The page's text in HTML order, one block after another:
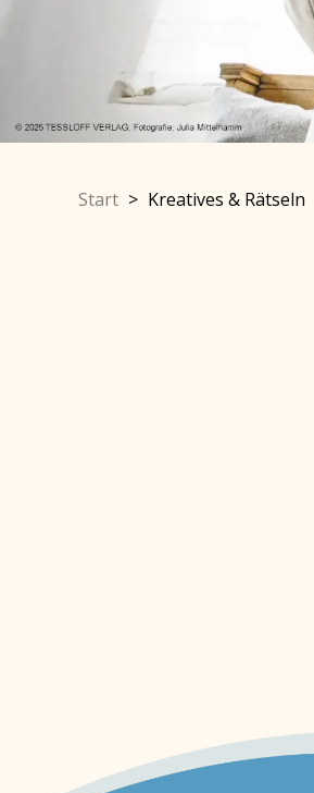
Start > Kreatives & Rätseln